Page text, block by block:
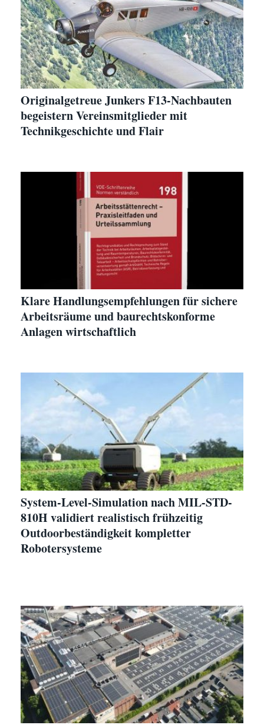
Originalgetreue Junkers F13-Nachbauten
begeistern Vereinsmitglieder mit
Technikgeschichte und Flair
Klare Handlungsempfehlungen für sichere
Arbeitsräume und baurechtskonforme
Anlagen wirtschaftlich
System-Level-Simulation nach MIL-STD-
810H validiert realistisch frühzeitig
Outdoorbeständigkeit kompletter
Robotersysteme